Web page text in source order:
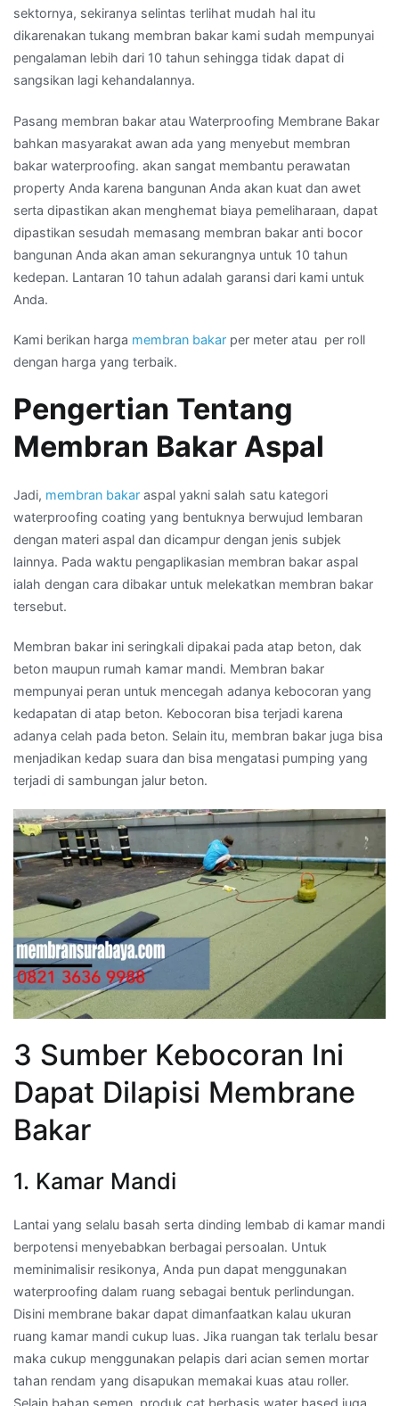
sektornya, sekiranya selintas terlihat mudah hal itu
dikarenakan tukang membran bakar kami sudah mempunyai
pengalaman lebih dari 10 tahun sehingga tidak dapat di
sangsikan lagi kehandalannya.
Pasang membran bakar atau Waterproofing Membrane Bakar
bahkan masyarakat awan ada yang menyebut membran
bakar waterproofing. akan sangat membantu perawatan
property Anda karena bangunan Anda akan kuat dan awet
serta dipastikan akan menghemat biaya pemeliharaan, dapat
dipastikan sesudah memasang membran bakar anti bocor
bangunan Anda akan aman sekurangnya untuk 10 tahun
kedepan. Lantaran 10 tahun adalah garansi dari kami untuk
Anda.
Kami berikan harga membran bakar per meter atau per roll
dengan harga yang terbaik.
Pengertian Tentang
Membran Bakar Aspal
Jadi, membran bakar aspal yakni salah satu kategori
waterproofing coating yang bentuknya berwujud lembaran
dengan materi aspal dan dicampur dengan jenis subjek
lainnya. Pada waktu pengaplikasian membran bakar aspal
ialah dengan cara dibakar untuk melekatkan membran bakar
tersebut.
Membran bakar ini seringkali dipakai pada atap beton, dak
beton maupun rumah kamar mandi. Membran bakar
mempunyai peran untuk mencegah adanya kebocoran yang
kedapatan di atap beton. Kebocoran bisa terjadi karena
adanya celah pada beton. Selain itu, membran bakar juga bisa
menjadikan kedap suara dan bisa mengatasi pumping yang
terjadi di sambungan jalur beton.
3 Sumber Kebocoran Ini
Dapat Dilapisi Membrane
Bakar
1. Kamar Mandi
Lantai yang selalu basah serta dinding lembab di kamar mandi
berpotensi menyebabkan berbagai persoalan. Untuk
meminimalisir resikonya, Anda pun dapat menggunakan
waterproofing dalam ruang sebagai bentuk perlindungan.
Disini membrane bakar dapat dimanfaatkan kalau ukuran
ruang kamar mandi cukup luas. Jika ruangan tak terlalu besar
maka cukup menggunakan pelapis dari acian semen mortar
tahan rendam yang disapukan memakai kuas atau roller.